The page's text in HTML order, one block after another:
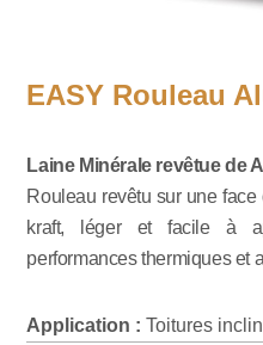
EASY Rouleau
Laine Minérale revêtue de
Rouleau revêtu sur une
kraft, léger et facile à
performances thermiques et
Application : Toitures